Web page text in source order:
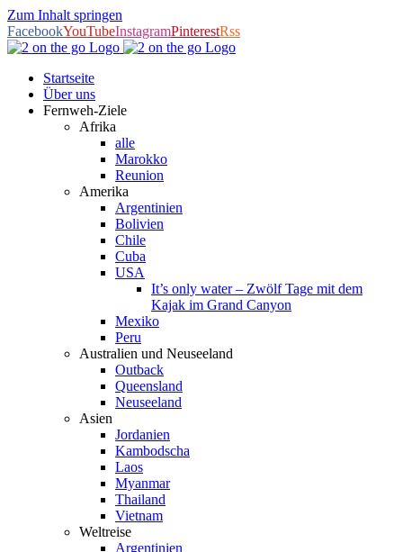
Zum Inhalt springen
FacebookYouTubeInstagramPinterestRss
Startseite
Über uns
Fernweh-Ziele
Afrika
alle
Marokko
Reunion
Amerika
Argentinien
Bolivien
Chile
Cuba
USA
It’s only water – Zwölf Tage mit dem
Kajak im Grand Canyon
Mexiko
Peru
Australien und Neuseeland
Outback
Queensland
Neuseeland
Asien
Jordanien
Kambodscha
Laos
Myanmar
Thailand
Vietnam
Weltreise
Argentinien